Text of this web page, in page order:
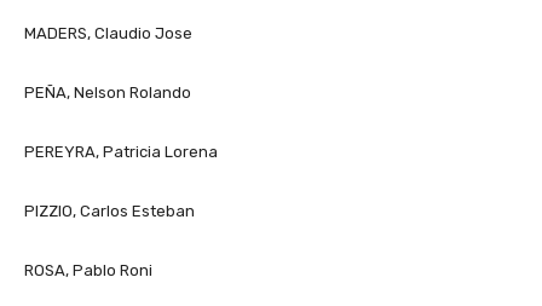
MADERS, Claudio Jose
PEÑA, Nelson Rolando
PEREYRA, Patricia Lorena
PIZZIO, Carlos Esteban
ROSA, Pablo Roni